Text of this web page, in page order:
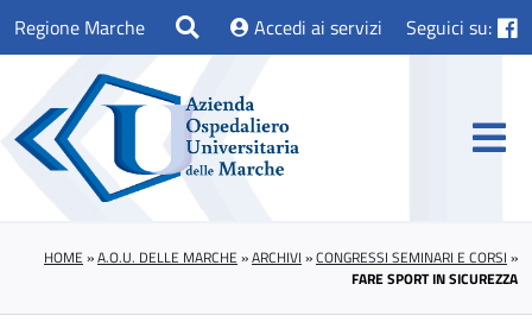
Regione Marche Accedi ai servizi Seguici su:
HOME »A.O.U. DELLE MARCHE »ARCHIVI »CONGRESSI SEMINARI E CORSI »
FARE SPORT IN SICUREZZA